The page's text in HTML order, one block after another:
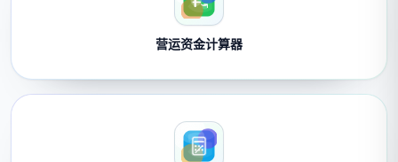
营运资金计算器